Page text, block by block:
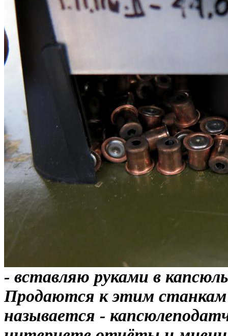
- вставляю руками в
Продаются к этим станкам
называется - капсюлеп